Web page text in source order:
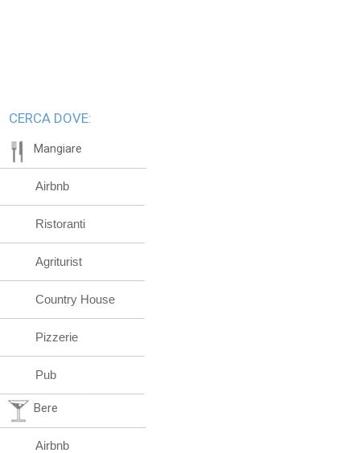
CERCA DOVE:
Mangiare
Airbnb
Ristoranti
Agriturist
Country House
Pizzerie
Pub
Bere
Airbnb